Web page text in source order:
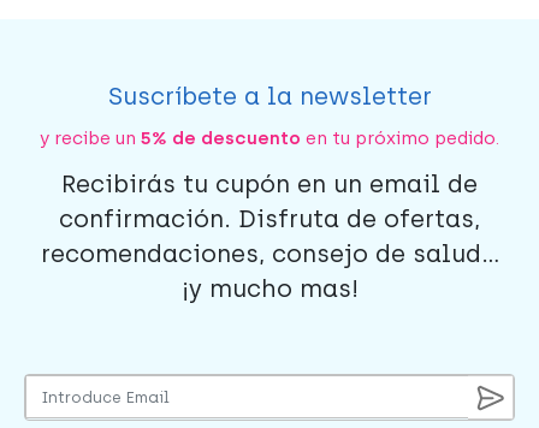
Suscríbete a la newsletter
y recibe un 5% de descuento en tu próximo pedido.
Recibirás tu cupón en un email de
confirmación. Disfruta de ofertas,
recomendaciones, consejo de salud...
¡y mucho mas!